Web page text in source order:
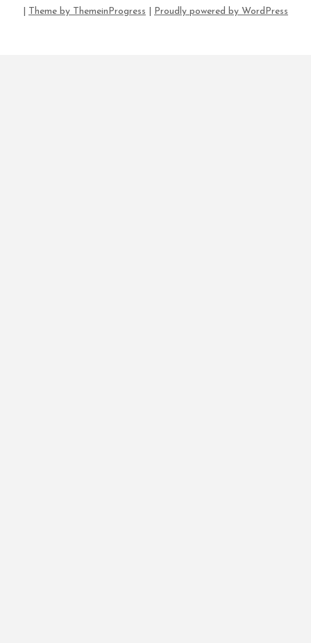
Theme by ThemeinProgress Proudly powered by WordPress